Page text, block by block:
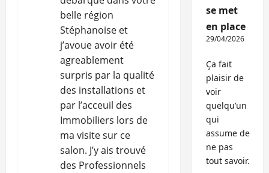
belle région
Stéphanoise et
j’avoue avoir été
agreablement
surpris par la qualité
des installations et
par l’acceuil des
Immobiliers lors de
ma visite sur ce
salon. J’y ais trouvé
des Professionnels
se met
en place
29/04/2026
Ça fait
plaisir de
voir
quelqu’un
qui
assume de
ne pas
tout savoir.